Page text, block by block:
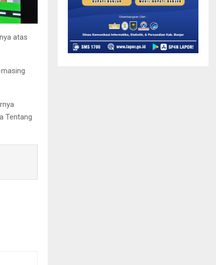
atas
Tentang